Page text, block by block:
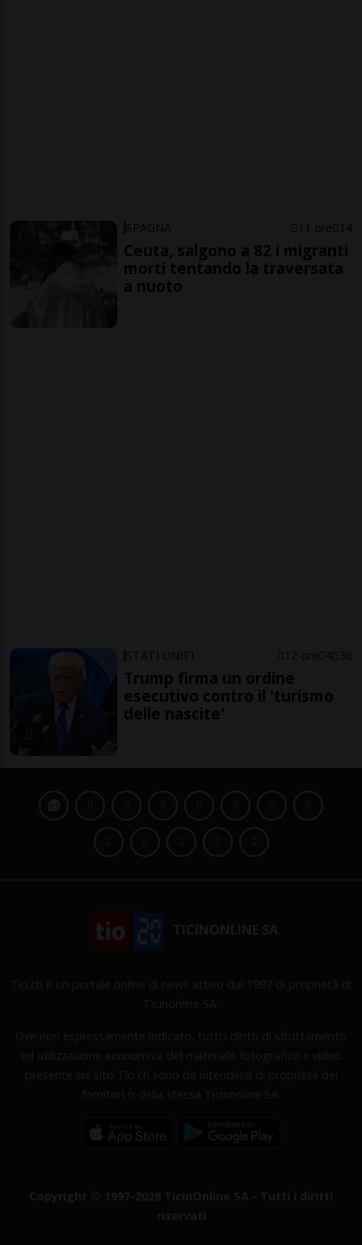
SPAGNA 11 ore 14
Ceuta, salgono a 82 i migranti
morti tentando la traversata
a nuoto
STATI UNITI 12 ore 4 36
Trump firma un ordine
esecutivo contro il 'turismo
delle nascite'